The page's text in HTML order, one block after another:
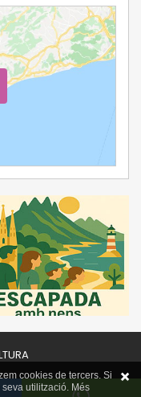
cookies de tercers. Si
utilització. Més